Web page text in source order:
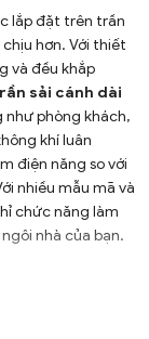
lắp đặt trên trần
hơn. Với thiết
và đều khắp
sải cánh dài
phòng khách,
khí luân
điện năng so với
nhiều mẫu mã và
chức năng làm
nhà của bạn.